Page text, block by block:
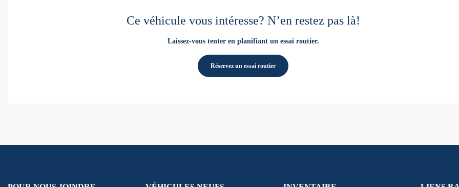
Ce véhicule vous intéresse? N’en restez pas là!
Laissez-vous tenter en planifiant un essai routier.
Réservez un essai routier